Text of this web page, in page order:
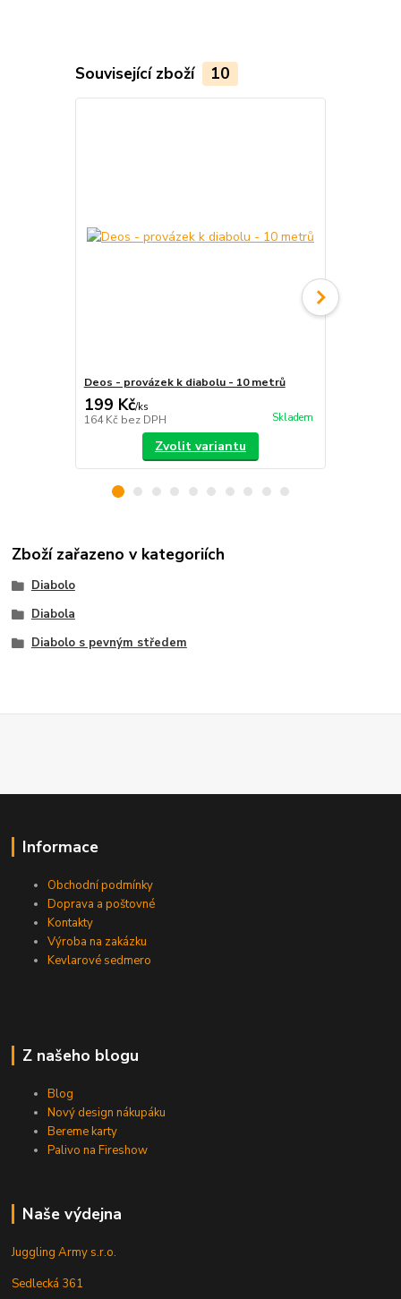
Související zboží 10
Deos - provázek k diabolu - 10 metrů
199 Kč/ks
164 Kč bez DPH Skladem
Zvolit variantu
Zboží zařazeno v kategoriích
Diabolo
Diabola
Diabolo s pevným středem
Informace
Obchodní podmínky
Doprava a poštovné
Kontakty
Výroba na zakázku
Kevlarové sedmero
Z našeho blogu
Blog
Nový design nákupáku
Bereme karty
Palivo na Fireshow
Naše výdejna
Juggling Army s.r.o.
Sedlecká 361